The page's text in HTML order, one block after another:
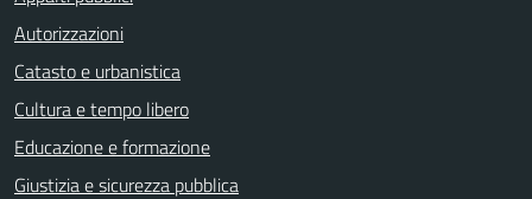
Autorizzazioni
Catasto e urbanistica
Cultura e tempo libero
Educazione e formazione
Giustizia e sicurezza pubblica